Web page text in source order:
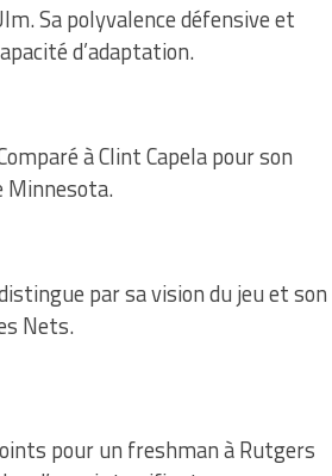
Sa polyvalence défensive et
d’adaptation.
à Clint Capela pour son
Minnesota.
par sa vision du jeu et son
Nets.
pour un freshman à Rutgers